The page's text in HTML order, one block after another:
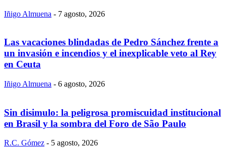
Iñigo Almuena - 7 agosto, 2026
Las vacaciones blindadas de Pedro Sánchez frente a
un invasión e incendios y el inexplicable veto al Rey
en Ceuta
Iñigo Almuena - 6 agosto, 2026
Sin disimulo: la peligrosa promiscuidad institucional
en Brasil y la sombra del Foro de São Paulo
R.C. Gómez - 5 agosto, 2026